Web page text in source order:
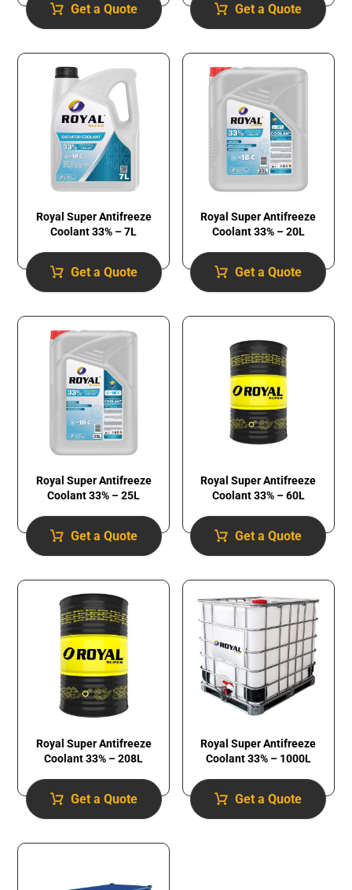
Get a Quote Get a Quote
Royal Super Antifreeze
Coolant 33% – 7L
Get a Quote
Royal Super Antifreeze
Coolant 33% – 20L
Get a Quote
Royal Super Antifreeze
Coolant 33% – 25L
Get a Quote
Royal Super Antifreeze
Coolant 33% – 60L
Get a Quote
Royal Super Antifreeze
Coolant 33% – 208L
Get a Quote
Royal Super Antifreeze
Coolant 33% – 1000L
Get a Quote